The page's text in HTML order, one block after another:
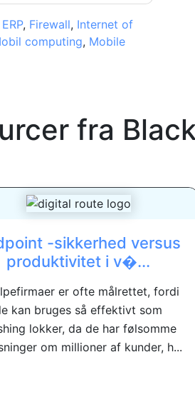
ERP, Firewall, Internet of
computing, Mobile
fra
-sikkerhed versus
produktivitet i v�...
er ofte målrettet, fordi
kan bruges så effektivt som
lokker, da de har følsomme
om millioner af kunder, h...